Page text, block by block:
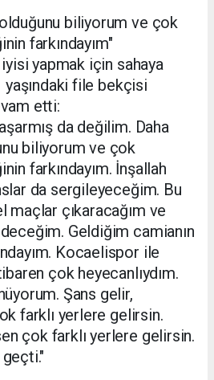
biliyorum ve çok
farkındayım"
yapmak için sahaya
yaşındaki file bekçisi
etti:
da değilim. Daha
biliyorum ve çok
farkındayım. İnşallah
da sergileyeceğim. Bu
maçlar çıkaracağım ve
Geldiğim camianın
Kocaelispor ile
çok heyecanlıydım.
Şans gelir,
farklı yerlere gelirsin.
çok farklı yerlere gelirsin.